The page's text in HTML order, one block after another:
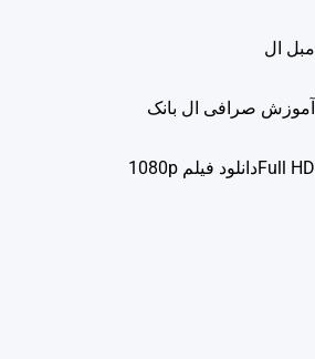
مبل ال
آموزش صرافی ال بانک
Full HDدانلود فيلم 1080p